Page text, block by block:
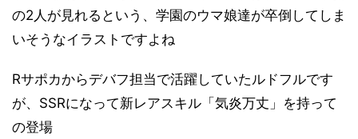
の2人が見れるという、学園のウマ娘達が卒倒してしま
いそうなイラストですよね
Rサポカからデバフ担当で活躍していたルドフルです
が、SSRになって新レアスキル「気炎万丈」を持って
の登場